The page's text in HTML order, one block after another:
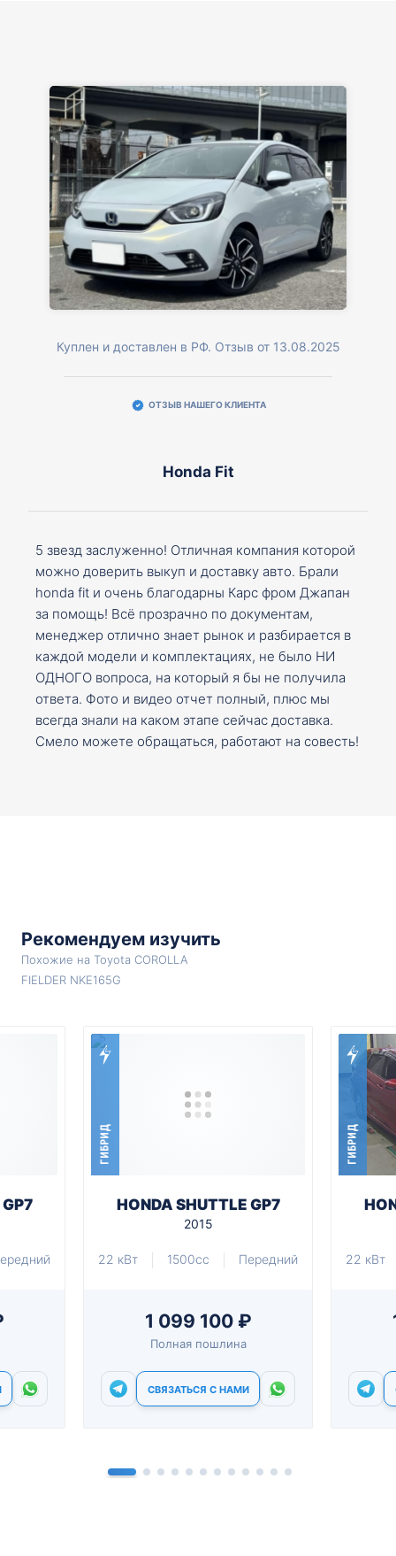
Куплен и доставлен в РФ. Отзыв от 13.08.2025
ОТЗЫВ НАШЕГО КЛИЕНТА
Honda Fit
5 звезд заслуженно! Отличная компания которой
можно доверить выкуп и доставку авто. Брали
honda fit и очень благодарны Карс фром Джапан
за помощь! Всё прозрачно по документам,
менеджер отлично знает рынок и разбирается в
каждой модели и комплектациях, не было НИ
ОДНОГО вопроса, на который я бы не получила
ответа. Фото и видео отчет полный, плюс мы
всегда знали на каком этапе сейчас доставка.
Смело можете обращаться, работают на совесть!
Рекомендуем изучить
Похожие на Toyota COROLLA
FIELDER NKE165G
ГИБРИД
HONDA SHUTTLE GP7
2015
22 кВт 1500cc Передний
1 099 100 ₽
Полная пошлина
СВЯЗАТЬСЯ С НАМИ
ГИБРИД
22 кВт